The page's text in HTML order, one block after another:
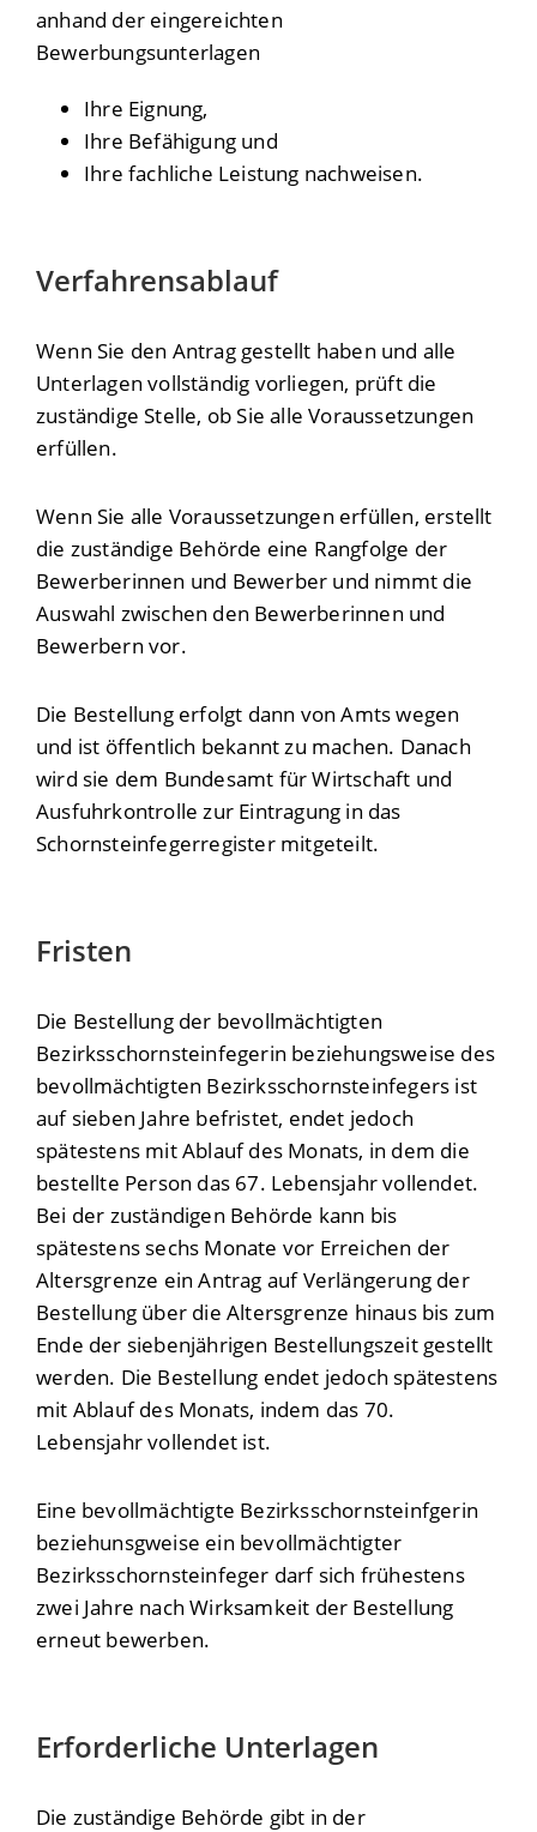
anhand der eingereichten
Bewerbungsunterlagen
Ihre Eignung,
Ihre Befähigung und
Ihre fachliche Leistung nachweisen.
Verfahrensablauf
Wenn Sie den Antrag gestellt haben und alle
Unterlagen vollständig vorliegen, prüft die
zuständige Stelle, ob Sie alle Voraussetzungen
erfüllen.
Wenn Sie alle Voraussetzungen erfüllen, erstellt
die zuständige Behörde eine Rangfolge der
Bewerberinnen und Bewerber und nimmt die
Auswahl zwischen den Bewerberinnen und
Bewerbern vor.
Die Bestellung erfolgt dann von Amts wegen
und ist öffentlich bekannt zu machen. Danach
wird sie dem Bundesamt für Wirtschaft und
Ausfuhrkontrolle zur Eintragung in das
Schornsteinfegerregister mitgeteilt.
Fristen
Die Bestellung der bevollmächtigten
Bezirksschornsteinfegerin beziehungsweise des
bevollmächtigten Bezirksschornsteinfegers ist
auf sieben Jahre befristet, endet jedoch
spätestens mit Ablauf des Monats, in dem die
bestellte Person das 67. Lebensjahr vollendet.
Bei der zuständigen Behörde kann bis
spätestens sechs Monate vor Erreichen der
Altersgrenze ein Antrag auf Verlängerung der
Bestellung über die Altersgrenze hinaus bis zum
Ende der siebenjährigen Bestellungszeit gestellt
werden. Die Bestellung endet jedoch spätestens
mit Ablauf des Monats, indem das 70.
Lebensjahr vollendet ist.
Eine bevollmächtigte Bezirksschornsteinfgerin
beziehunsgweise ein bevollmächtigter
Bezirksschornsteinfeger darf sich frühestens
zwei Jahre nach Wirksamkeit der Bestellung
erneut bewerben.
Erforderliche Unterlagen
Die zuständige Behörde gibt in der